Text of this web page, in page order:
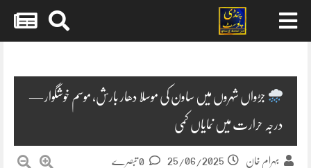
جڑواں شہروں میں ساون کی موسلا دھار بارش، موسم خوشگوار —
درجہ حرارت میں نمایاں کمی
بہرام خان 25/06/2025